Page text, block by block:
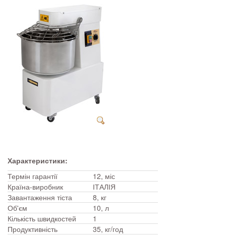
Характеристики:
Термін гарантії
12, міс
Країна-виробник
ІТАЛІЯ
Завантаження тіста
8, кг
Об'єм
10, л
Кількість швидкостей
1
Продуктивність
35, кг/год